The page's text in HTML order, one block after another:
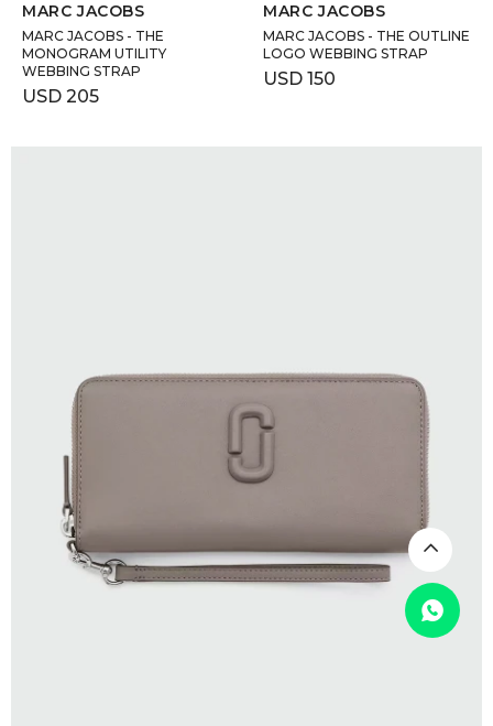
MARC JACOBS
MARC JACOBS - THE
MONOGRAM UTILITY
WEBBING STRAP
USD 205
MARC JACOBS
MARC JACOBS - THE OUTLINE
LOGO WEBBING STRAP
USD 150